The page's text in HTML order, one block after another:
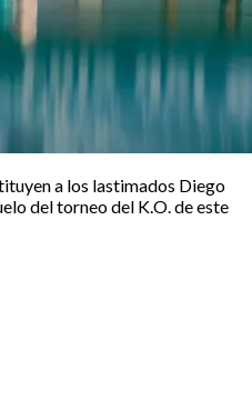
a los lastimados Diego
del torneo del K.O. de este